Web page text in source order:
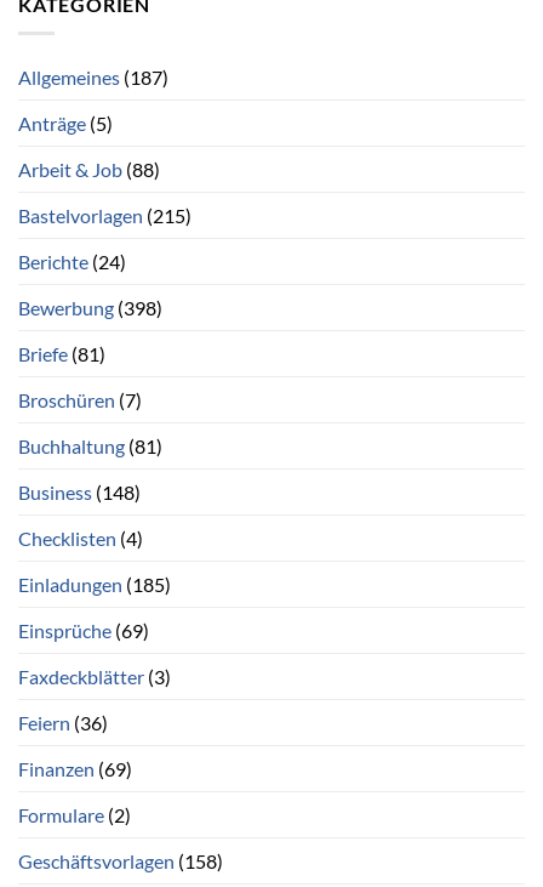
Allgemeines (187)
Anträge (5)
Arbeit & Job (88)
Bastelvorlagen (215)
Berichte (24)
Bewerbung (398)
Briefe (81)
Broschüren (7)
Buchhaltung (81)
Business (148)
Checklisten (4)
Einladungen (185)
Einsprüche (69)
Faxdeckblätter (3)
Feiern (36)
Finanzen (69)
Formulare (2)
Geschäftsvorlagen (158)